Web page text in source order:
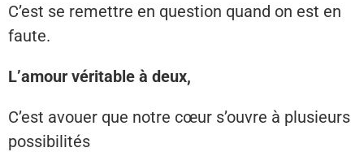
C’est se remettre en question quand on est en
faute.
L’amour véritable à deux,
C’est avouer que notre cœur s’ouvre à plusieurs
possibilités